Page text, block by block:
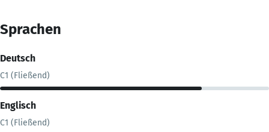
Sprachen
Deutsch
C1 (Fließend)
Englisch
C1 (Fließend)